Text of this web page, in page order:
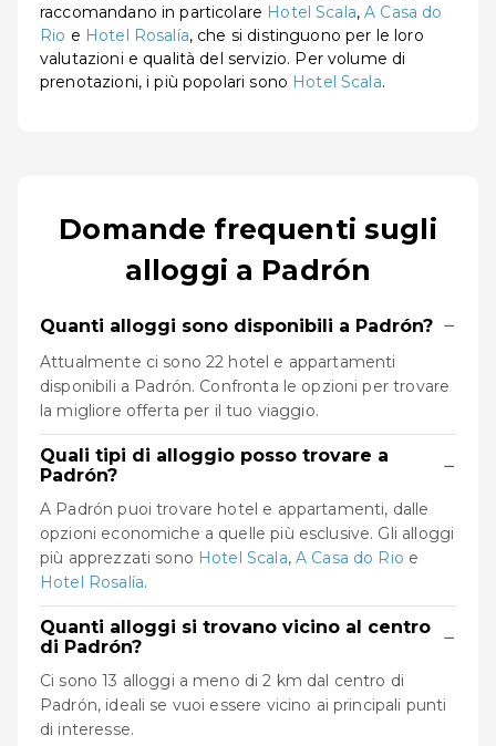
raccomandano in particolare Hotel Scala,A Casa do
Rio e Hotel Rosalía, che si distinguono per le loro
valutazioni e qualità del servizio. Per volume di
prenotazioni, i più popolari sono Hotel Scala.
Domande frequenti sugli
alloggi a Padrón
Quanti alloggi sono disponibili a Padrón? −
Attualmente ci sono 22 hotel e appartamenti
disponibili a Padrón. Confronta le opzioni per trovare
la migliore offerta per il tuo viaggio.
Quali tipi di alloggio posso trovare a
Padrón?
−
A Padrón puoi trovare hotel e appartamenti, dalle
opzioni economiche a quelle più esclusive. Gli alloggi
più apprezzati sono Hotel Scala, A Casa do Rio e
Hotel Rosalía.
Quanti alloggi si trovano vicino al centro
di Padrón?
−
Ci sono 13 alloggi a meno di 2 km dal centro di
Padrón, ideali se vuoi essere vicino ai principali punti
di interesse.